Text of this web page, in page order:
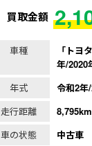
買取金額
車種
「トヨ
年/2020
年式
令和2年
走行距離
8,795km
車の状態
中古車